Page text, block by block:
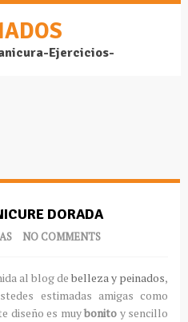
Ejercicios-
DORADA
NO COMMENTS
al blog de belleza y peinados,
estimadas amigas como
diseño es muybonito y sencillo